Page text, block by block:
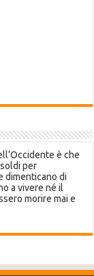
è che
per
dimenticano di
a vivere né il
morire mai e